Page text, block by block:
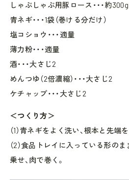
しゃぶしゃぶ用豚ロース・・・約300g
青ネギ・・・1袋（巻ける分だけ）
塩コショウ・・・適量
薄力粉・・・適量
酒・・・大さじ2
めんつゆ（2倍濃縮）・・・大さじ2
ケチャップ・・・大さじ2
＜つくり方＞
（1）青ネギをよく洗い、根本と先端
（2）食品トレイに入っている形の
乗せ、肉で巻く。